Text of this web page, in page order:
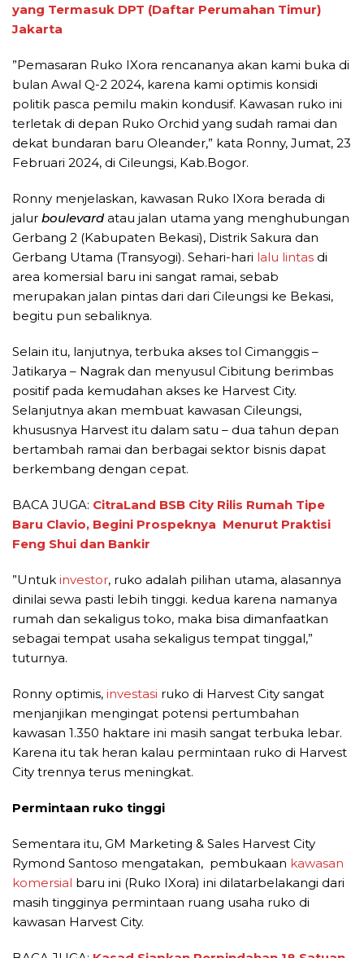
yang Termasuk DPT (Daftar Perumahan Timur)
Jakarta
”Pemasaran Ruko IXora rencananya akan kami buka di
bulan Awal Q-2 2024, karena kami optimis konsidi
politik pasca pemilu makin kondusif. Kawasan ruko ini
terletak di depan Ruko Orchid yang sudah ramai dan
dekat bundaran baru Oleander,” kata Ronny, Jumat, 23
Februari 2024, di Cileungsi, Kab.Bogor.
Ronny menjelaskan, kawasan Ruko IXora berada di
jalur boulevardatau jalan utama yang menghubungan
Gerbang 2 (Kabupaten Bekasi), Distrik Sakura dan
Gerbang Utama (Transyogi). Sehari-hari lalu lintas di
area komersial baru ini sangat ramai, sebab
merupakan jalan pintas dari dari Cileungsi ke Bekasi,
begitu pun sebaliknya.
Selain itu, lanjutnya, terbuka akses tol Cimanggis –
Jatikarya – Nagrak dan menyusul Cibitung berimbas
positif pada kemudahan akses ke Harvest City.
Selanjutnya akan membuat kawasan Cileungsi,
khususnya Harvest itu dalam satu – dua tahun depan
bertambah ramai dan berbagai sektor bisnis dapat
berkembang dengan cepat.
BACA JUGA: CitraLand BSB City Rilis Rumah Tipe
Baru Clavio, Begini Prospeknya Menurut Praktisi
Feng Shui dan Bankir
”Untuk investor, ruko adalah pilihan utama, alasannya
dinilai sewa pasti lebih tinggi. kedua karena namanya
rumah dan sekaligus toko, maka bisa dimanfaatkan
sebagai tempat usaha sekaligus tempat tinggal,”
tuturnya.
Ronny optimis, investasi ruko di Harvest City sangat
menjanjikan mengingat potensi pertumbahan
kawasan 1.350 haktare ini masih sangat terbuka lebar.
Karena itu tak heran kalau permintaan ruko di Harvest
City trennya terus meningkat.
Permintaan ruko tinggi
Sementara itu, GM Marketing & Sales Harvest City
Rymond Santoso mengatakan, pembukaan kawasan
komersial baru ini (Ruko IXora) ini dilatarbelakangi dari
masih tingginya permintaan ruang usaha ruko di
kawasan Harvest City.